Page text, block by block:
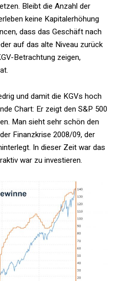
Bleibt die Anzahl der
keine Kapitalerhöhung
dass das Geschäft nach
auf das alte Niveau zurück
Betrachtung zeigen,
und damit die KGVs hoch
Chart: Er zeigt den S&P 500
Man sieht sehr schön den
Finanzkrise 2008/09, der
In dieser Zeit war das
war zu investieren.